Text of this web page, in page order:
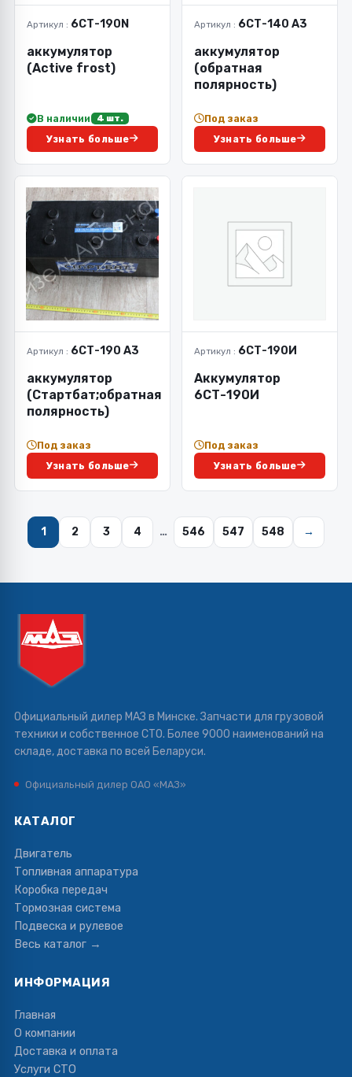
Артикул : 6СТ-190N
аккумулятор
(Active frost)
В наличии 4 шт.
Узнать больше
Артикул : 6СТ-140 А3
аккумулятор
(обратная
полярность)
Под заказ
Узнать больше
Артикул : 6СТ-190 А3
аккумулятор
(Стартбат;обратная
полярность)
Под заказ
Узнать больше
Артикул : 6СТ-190И
Аккумулятор
6СТ-190И
Под заказ
Узнать больше
1 2 3 4 … 546 547 548 →
Официальный дилер МАЗ в Минске. Запчасти для грузовой
техники и собственное СТО. Более 9000 наименований на
складе, доставка по всей Беларуси.
Официальный дилер ОАО «МАЗ»
КАТАЛОГ
Двигатель
Топливная аппаратура
Коробка передач
Тормозная система
Подвеска и рулевое
Весь каталог →
ИНФОРМАЦИЯ
Главная
О компании
Доставка и оплата
Услуги СТО